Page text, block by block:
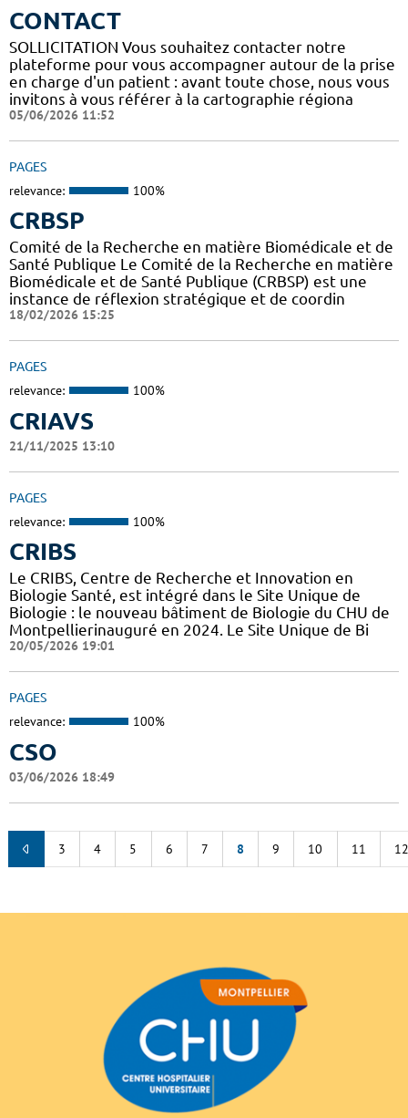
CONTACT
SOLLICITATION Vous souhaitez contacter notre
plateforme pour vous accompagner autour de la prise
en charge d'un patient : avant toute chose, nous vous
invitons à vous référer à la cartographie régiona
05/06/2026 11:52
PAGES
relevance: 100%
CRBSP
Comité de la Recherche en matière Biomédicale et de
Santé Publique Le Comité de la Recherche en matière
Biomédicale et de Santé Publique (CRBSP) est une
instance de réflexion stratégique et de coordin
18/02/2026 15:25
PAGES
relevance: 100%
CRIAVS
21/11/2025 13:10
PAGES
relevance: 100%
CRIBS
Le CRIBS, Centre de Recherche et Innovation en
Biologie Santé, est intégré dans le Site Unique de
Biologie : le nouveau bâtiment de Biologie du CHU de
Montpellierinauguré en 2024. Le Site Unique de Bi
20/05/2026 19:01
PAGES
relevance: 100%
CSO
03/06/2026 18:49
3 4 5 6 7 8 9 10 11 12